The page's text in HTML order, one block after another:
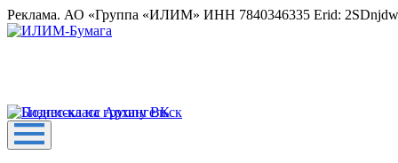
Реклама. АО «Группа «ИЛИМ» ИНН 7840346335 Erid: